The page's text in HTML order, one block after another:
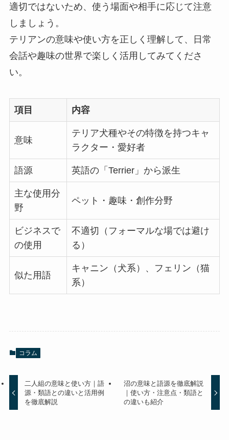
適切ではないため、使う場面や相手に応じて注意
しましょう。
テリアンの意味や使い方を正しく理解して、日常
会話や趣味の世界で楽しく活用してみてくださ
い。
項目 内容
意味
テリア犬種やその特徴を持つキャ
ラクター・愛好者
語源 英語の「Terrier」から派生
主な使用分
野
ペット・趣味・創作分野
ビジネスで
の使用
不適切（フォーマルな場では避け
る）
似た用語
キャニン（犬系）、フェリン（猫
系）
コラム
二人組の意味と使い方｜語
源・類語との違いと活用例
を徹底解説
沼の意味と語源を徹底解説
｜使い方・注意点・類語と
の違いも紹介